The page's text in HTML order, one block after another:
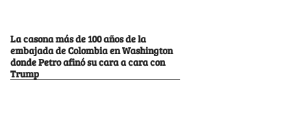
La casona más de 100 años de la
embajada de Colombia en Washington
donde Petro afinó su cara a cara con
Trump